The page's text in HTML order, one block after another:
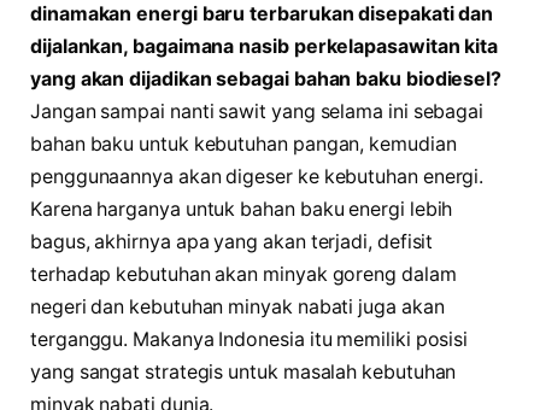
dinamakan energi baru terbarukan disepakati dan
dijalankan, bagaimana nasib perkelapasawitan kita
yang akan dijadikan sebagai bahan baku biodiesel?
Jangan sampai nanti sawit yang selama ini sebagai
bahan baku untuk kebutuhan pangan, kemudian
penggunaannya akan digeser ke kebutuhan energi.
Karena harganya untuk bahan baku energi lebih
bagus, akhirnya apa yang akan terjadi, defisit
terhadap kebutuhan akan minyak goreng dalam
negeri dan kebutuhan minyak nabati juga akan
terganggu. Makanya Indonesia itu memiliki posisi
yang sangat strategis untuk masalah kebutuhan
minyak nabati dunia.